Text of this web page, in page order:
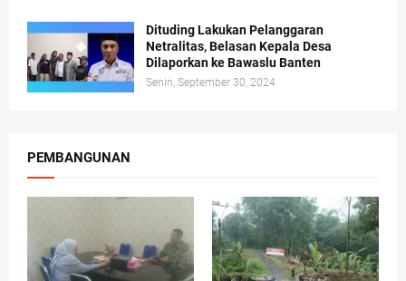
Dituding Lakukan Pelanggaran
Netralitas, Belasan Kepala Desa
Dilaporkan ke Bawaslu Banten
Senin, September 30, 2024
PEMBANGUNAN